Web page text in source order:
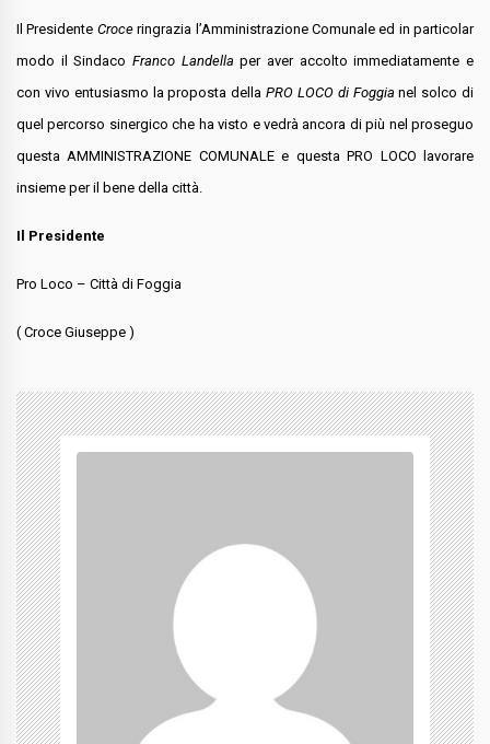
Il Presidente Croceringrazia l’Amministrazione Comunale ed in particolar
modo il Sindaco Franco Landella per aver accolto immediatamente e
con vivo entusiasmo la proposta della PRO LOCO di Foggia nel solco di
quel percorso sinergico che ha visto e vedrà ancora di più nel proseguo
questa AMMINISTRAZIONE COMUNALE e questa PRO LOCO lavorare
insieme per il bene della città.
Il Presidente
Pro Loco – Città di Foggia
( Croce Giuseppe )